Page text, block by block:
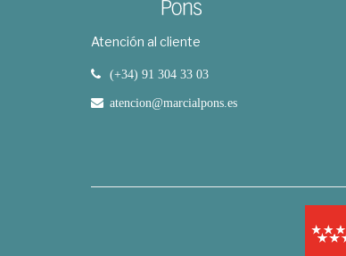
Atención al cliente
(+34) 91 304 33 03
atencion@marcialpons.es